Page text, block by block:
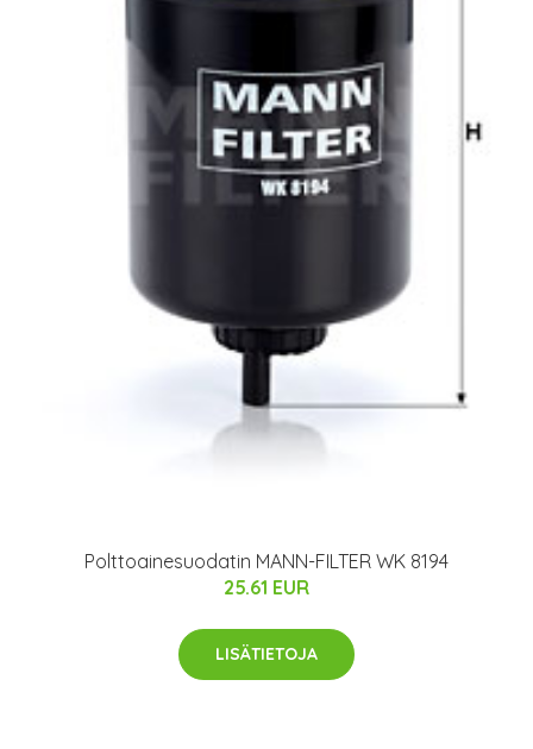
Polttoainesuodatin MANN-FILTER WK 8194
25.61 EUR
LISÄTIETOJA